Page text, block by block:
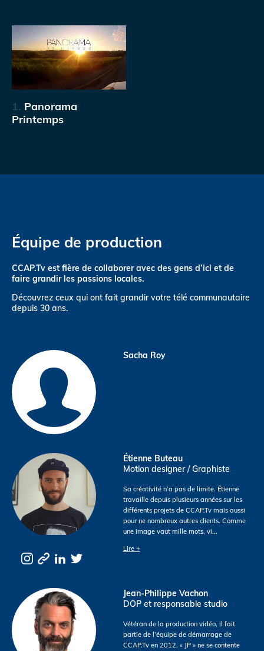
1. Panorama
Printemps
Équipe de production
CCAP.Tv est fière de collaborer avec des gens d’ici et de
faire grandir les passions locales.
Découvrez ceux qui ont fait grandir votre télé communautaire
depuis 30 ans.
Sacha Roy
Étienne Buteau
Motion designer / Graphiste
Sa créativité n’a pas de limite. Étienne
travaille depuis plusieurs années sur les
différents projets de CCAP.Tv mais aussi
pour ne nombreux autres clients. Comme
une image vaut mille mots, vi...
Lire +
Jean-Philippe Vachon
DOP et responsable studio
Vétéran de la production vidéo, il fait
partie de l’équipe de démarrage de
CCAP.Tv en 2012. « JP » ne se contente